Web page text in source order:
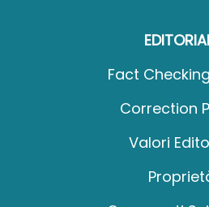
Fact
Correction
Valori